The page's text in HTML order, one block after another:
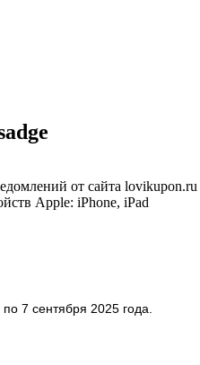
от сайта lovikupon.ru
Apple: iPhone, iPad
7 сентября 2025 года.